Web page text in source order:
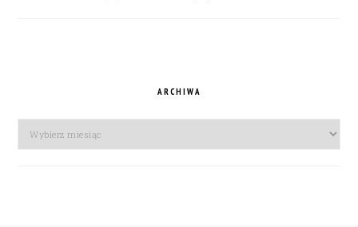
ARCHIWA
Archiwa